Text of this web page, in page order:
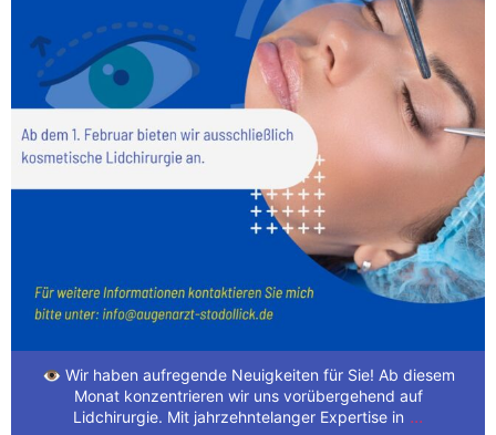
👁️ Wir haben aufregende Neuigkeiten für Sie! Ab diesem
Monat konzentrieren wir uns vorübergehend auf
Lidchirurgie. Mit jahrzehntelanger Expertise in ...